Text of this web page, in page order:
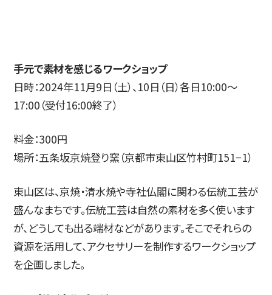
藝術学舎（公開講座）
手元で素材を感じるワークショップ
日時：2024年11月9日（土）、10日（日）各日10:00〜
17:00（受付16:00終了）
料金：300円
場所：五条坂京焼登り窯（京都市東山区竹村町151−1）
東山区は、京焼・清水焼や寺社仏閣に関わる伝統工芸が
盛んなまちです。伝統工芸は自然の素材を多く使います
が、どうしても出る端材などがあります。そこでそれらの
資源を活用して、アクセサリーを制作するワークショップ
を企画しました。